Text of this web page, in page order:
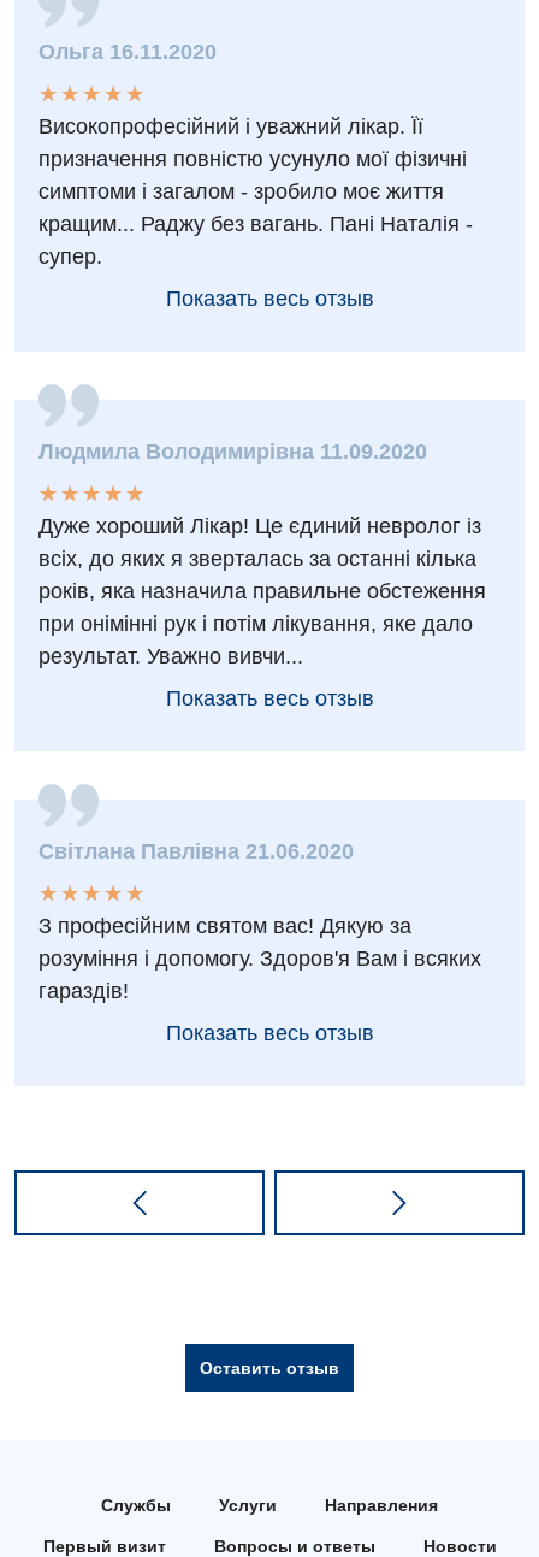
Детская офтальмология
Детская урология
Детская хирургия
Детская эндокринология
Ольга 16.11.2020
★
★
★
★
★
★ ★ ★ ★ ★
Високопрофесійний і уважний лікар. Її
призначення повністю усунуло мої фізичні
симптоми і загалом - зробило моє життя
кращим... Раджу без вагань. Пані Наталія -
супер.
Показать весь отзыв
Людмила Володимирівна 11.09.2020
★
★
★
★
★
★ ★ ★ ★ ★
Дуже хороший Лікар! Це єдиний невролог із
всіх, до яких я зверталась за останні кілька
років, яка назначила правильне обстеження
при онімінні рук і потім лікування, яке дало
результат. Уважно вивчи...
Показать весь отзыв
Світлана Павлівна 21.06.2020
★
★
★
★
★
★ ★ ★ ★ ★
З професійним святом вас! Дякую за
розуміння і допомогу. Здоров'я Вам і всяких
гараздів!
Показать весь отзыв
Оставить отзыв
Службы Услуги Направления
Первый визит Вопросы и ответы Новости